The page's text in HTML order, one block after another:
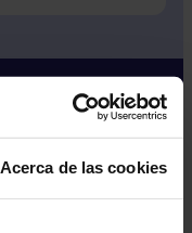
Acerca de las cookies